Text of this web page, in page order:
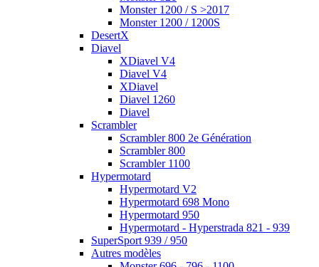
Monster 1200 / S >2017
Monster 1200 / 1200S
DesertX
Diavel
XDiavel V4
Diavel V4
XDiavel
Diavel 1260
Diavel
Scrambler
Scrambler 800 2e Génération
Scrambler 800
Scrambler 1100
Hypermotard
Hypermotard V2
Hypermotard 698 Mono
Hypermotard 950
Hypermotard - Hyperstrada 821 - 939
SuperSport 939 / 950
Autres modèles